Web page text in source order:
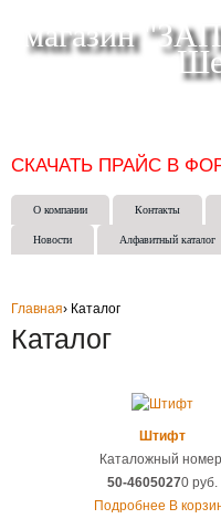
магазин
СКАЧАТЬ ПРАЙС В
О компании Контакты
Новости Алфавитный каталог
Главная› Каталог
Каталог
Штифт
Каталожный
50-46050270 руб.
Подробнее В